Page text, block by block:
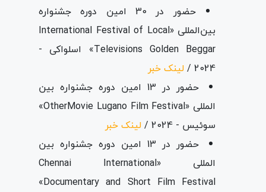
حضور در 30 امین دوره جشنواره
بین‌المللی «International Festival of Local
Televisions Golden Beggar» اسلواکی -
2024 /
لینک خبر
حضور در 13 امین دوره جشنواره بین
المللی «OtherMovie Lugano Film Festival»
سوئیس - 2024 /
لینک خبر
حضور در 13 امین دوره جشنواره بین
المللی «Chennai International
Documentary and Short Film Festival»